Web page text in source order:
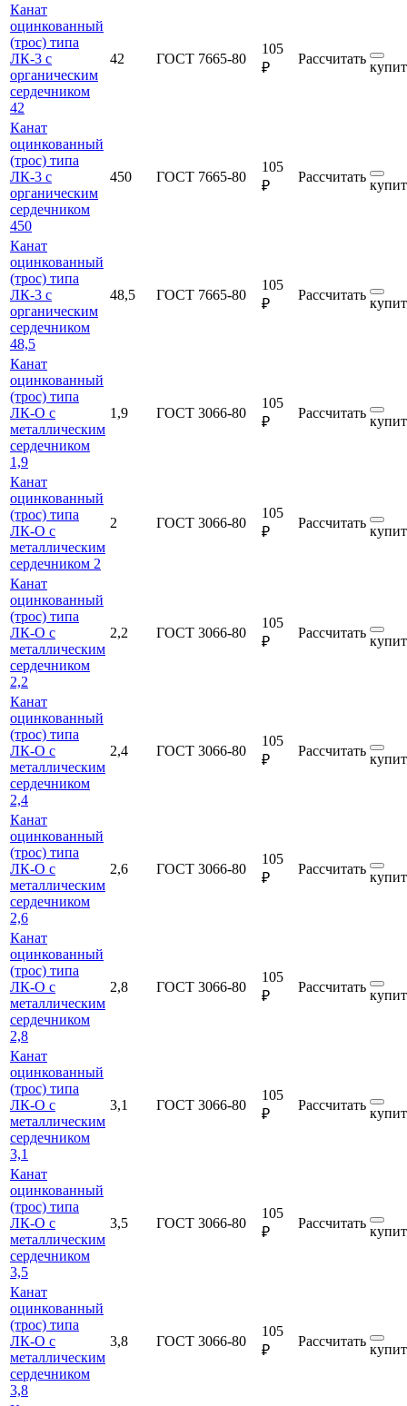
Канат
оцинкованный
(трос) типа
ЛК-3 с
органическим
сердечником
42
42 ГОСТ 7665-80
105
₽
Рассчитать
Канат
оцинкованный
(трос) типа
ЛК-3 с
органическим
сердечником
450
450 ГОСТ 7665-80
105
₽
Рассчитать
Канат
оцинкованный
(трос) типа
ЛК-3 с
органическим
сердечником
48,5
48,5 ГОСТ 7665-80
105
₽
Рассчитать
Канат
оцинкованный
(трос) типа
ЛК-О с
металлическим
сердечником
1,9
1,9 ГОСТ 3066-80
105
₽
Рассчитать
Канат
оцинкованный
(трос) типа
ЛК-О с
металлическим
сердечником 2
2 ГОСТ 3066-80
105
₽
Рассчитать
Канат
оцинкованный
(трос) типа
ЛК-О с
металлическим
сердечником
2,2
2,2 ГОСТ 3066-80
105
₽
Рассчитать
Канат
оцинкованный
(трос) типа
ЛК-О с
металлическим
сердечником
2,4
2,4 ГОСТ 3066-80
105
₽
Рассчитать
Канат
оцинкованный
(трос) типа
ЛК-О с
металлическим
сердечником
2,6
2,6 ГОСТ 3066-80
105
₽
Рассчитать
Канат
оцинкованный
(трос) типа
ЛК-О с
металлическим
сердечником
2,8
2,8 ГОСТ 3066-80
105
₽
Рассчитать
Канат
оцинкованный
(трос) типа
ЛК-О с
металлическим
сердечником
3,1
3,1 ГОСТ 3066-80
105
₽
Рассчитать
Канат
оцинкованный
(трос) типа
ЛК-О с
металлическим
сердечником
3,5
3,5 ГОСТ 3066-80
105
₽
Рассчитать
Канат
оцинкованный
(трос) типа
ЛК-О с
металлическим
сердечником
3,8
3,8 ГОСТ 3066-80
105
₽
Рассчитать